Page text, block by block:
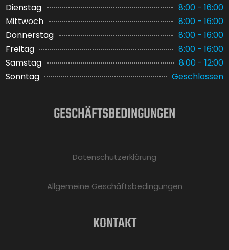
Dienstag
8:00 - 16:00
Mittwoch
8:00 - 16:00
Donnerstag
8:00 - 16:00
Freitag
8:00 - 16:00
Samstag
8:00 - 12:00
Sonntag
Geschlossen
GESCHÄFTSBEDINGUNGEN
Datenschutzerklärung
Allgemeine Geschäftsbedingungen
KONTAKT